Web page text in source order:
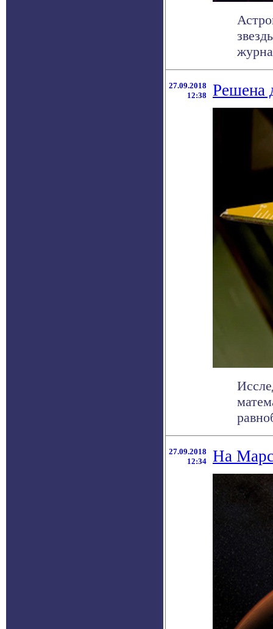
27.09.2018
12:38
Решена
27.09.2018
12:34
На